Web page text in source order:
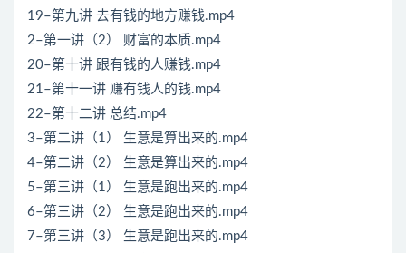
19–第九讲 去有钱的地方赚钱.mp4
2–第一讲（2） 财富的本质.mp4
20–第十讲 跟有钱的人赚钱.mp4
21–第十一讲 赚有钱人的钱.mp4
22–第十二讲 总结.mp4
3–第二讲（1） 生意是算出来的.mp4
4–第二讲（2） 生意是算出来的.mp4
5–第三讲（1） 生意是跑出来的.mp4
6–第三讲（2） 生意是跑出来的.mp4
7–第三讲（3） 生意是跑出来的.mp4